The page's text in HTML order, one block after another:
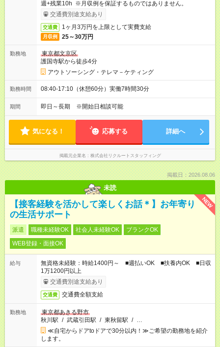
週+残業10h ※月収例を保証するものではありません。
交通費別途支給あり
交通費 1ヶ月3万円を上限として実費支給
月収例 25～30万円
勤務地
東京都文京区
護国寺駅から徒歩4分
アウトソーシング・テレマ－ケティング
勤務時間 08:40-17:10（休憩60分）実働7時間30分
期間 即日～長期 ※開始日相談可能
気になる！ 応募する 詳細へ
掲載元企業名 株式会社リクルートスタッフィング
掲載日：2026.08.06
未読
NEW
【接客経験を活かして楽しくお話＊】お年寄り
の生活サポート
派遣 職種未経験OK 社会人未経験OK
ブランクOK
WEB登録・面接OK
給与
無資格未経験：時給1400円～ ■週払いOK ■扶養内OK ■日収
1万1200円以上
交通費別途支給あり
交通費 交通費全額支給
勤務地
東京都あきる野市
秋川駅 / 武蔵引田駅 / 東秋留駅 / …
≪自宅からドアtoドアで30分以内！≫ご希望の勤務地を紹介
します。